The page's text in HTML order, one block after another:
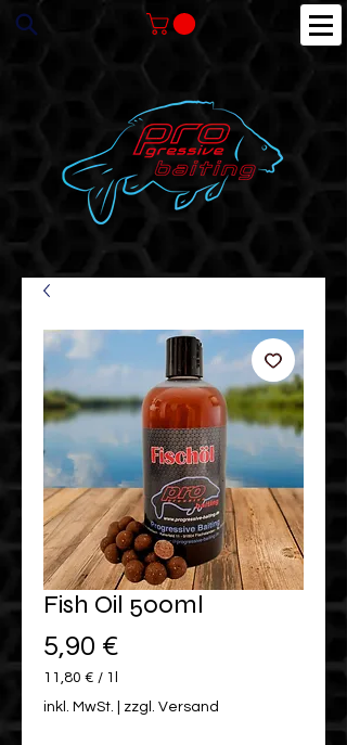
Fish Oil 500ml
5,90 €
11,80 € / 1l
11,80 €
inkl. MwSt. zzgl. Versand